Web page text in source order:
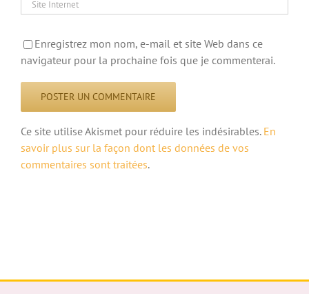
Enregistrez mon nom, e-mail et site Web dans ce
navigateur pour la prochaine fois que je commenterai.
Ce site utilise Akismet pour réduire les indésirables. En
savoir plus sur la façon dont les données de vos
commentaires sont traitées.